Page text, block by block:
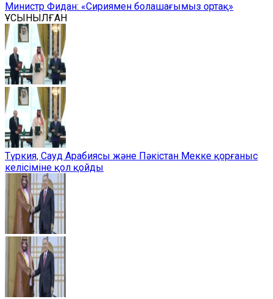
Министр Фидан: «Сириямен болашағымыз ортақ»
ҰСЫНЫЛҒАН
Түркия, Сауд Арабиясы және Пәкістан Мекке қорғаныс
келісіміне қол қойды